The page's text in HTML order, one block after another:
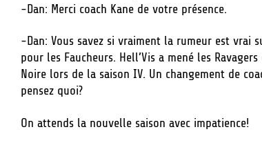
-Dan: Merci coach Kane de votre présence.
-Dan: Vous savez si vraiment la rumeur est vrai
pour les Faucheurs. Hell’Vis a mené les
Noire lors de la saison IV. Un changement de
pensez quoi?
On attends la nouvelle saison avec impatience!